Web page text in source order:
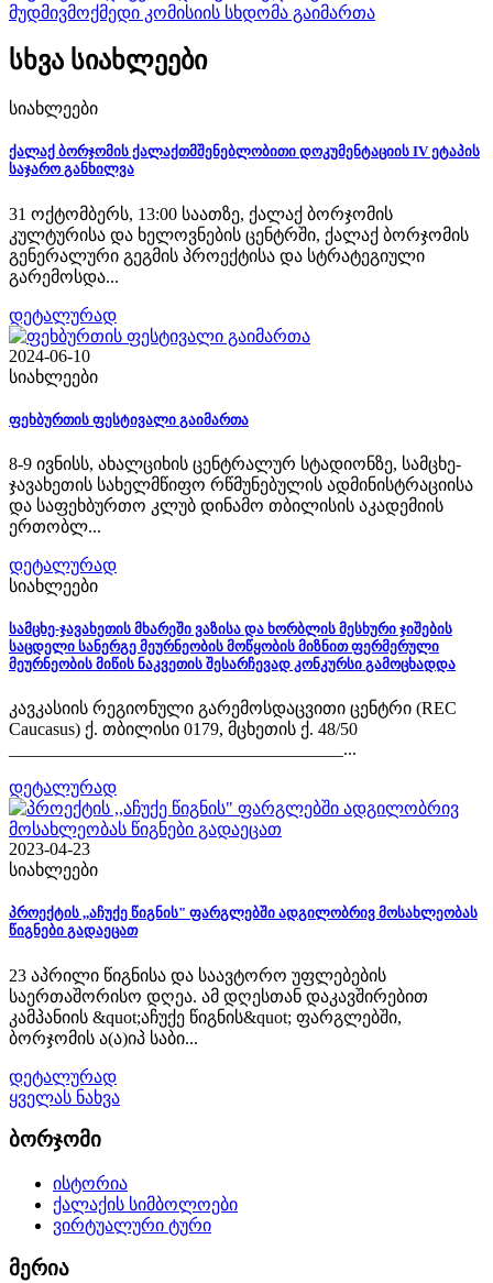
სხვა სიახლეები
სიახლეები
ქალაქ ბორჯომის ქალაქთმშენებლობითი დოკუმენტაციის IV ეტაპის
საჯარო განხილვა
31 ოქტომბერს, 13:00 საათზე, ქალაქ ბორჯომის
კულტურისა და ხელოვნების ცენტრში, ქალაქ ბორჯომის
გენერალური გეგმის პროექტისა და სტრატეგიული
გარემოსდა...
დეტალურად
2024-06-10
სიახლეები
ფეხბურთის ფესტივალი გაიმართა
8-9 ივნისს, ახალციხის ცენტრალურ სტადიონზე, სამცხე-
ჯავახეთის სახელმწიფო რწმუნებულის ადმინისტრაციისა
და საფეხბურთო კლუბ დინამო თბილისის აკადემიის
ერთობლ...
დეტალურად
სიახლეები
სამცხე-ჯავახეთის მხარეში ვაზისა და ხორბლის მესხური ჯიშების
საცდელი სანერგე მეურნეობის მოწყობის მიზნით ფერმერული
მეურნეობის მიწის ნაკვეთის შესარჩევად კონკურსი გამოცხადდა
კავკასიის რეგიონული გარემოსდაცვითი ცენტრი (REC
Caucasus) ქ. თბილისი 0179, მცხეთის ქ. 48/50
______________________________________...
დეტალურად
2023-04-23
სიახლეები
პროექტის ,,აჩუქე წიგნის" ფარგლებში ადგილობრივ მოსახლეობას
წიგნები გადაეცათ
23 აპრილი წიგნისა და საავტორო უფლებების
საერთაშორისო დღეა. ამ დღესთან დაკავშირებით
კამპანიის &quot;აჩუქე წიგნის&quot; ფარგლებში,
ბორჯომის ა(ა)იპ საბი...
დეტალურად
ყველას ნახვა
ბორჯომი
ისტორია
ქალაქის სიმბოლოები
ვირტუალური ტური
მერია